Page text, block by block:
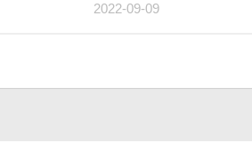
2022-09-09